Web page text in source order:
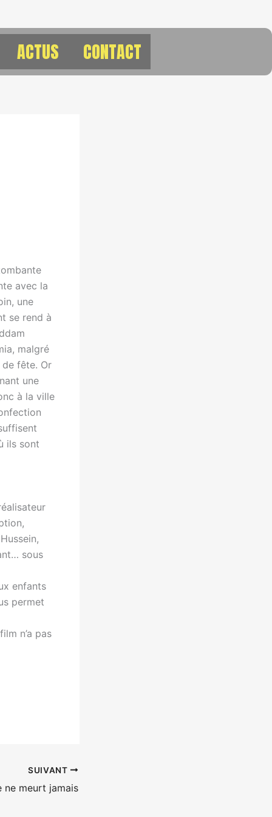
ACTUS CONTACT
avec la
une
se rend à
malgré
fête. Or
une
à la ville
ils sont
sous
enfants
permet
n’a pas
SUIVANT
ne meurt jamais